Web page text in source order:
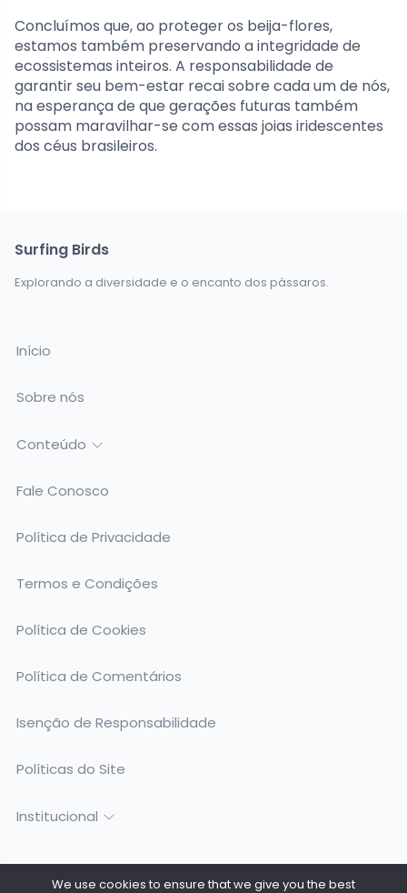
Concluímos que, ao proteger os beija-flores,
estamos também preservando a integridade de
ecossistemas inteiros. A responsabilidade de
garantir seu bem-estar recai sobre cada um de nós,
na esperança de que gerações futuras também
possam maravilhar-se com essas joias iridescentes
dos céus brasileiros.
Surfing Birds
Explorando a diversidade e o encanto dos pássaros.
Início
Sobre nós
Conteúdo
Fale Conosco
Política de Privacidade
Termos e Condições
Política de Cookies
Política de Comentários
Isenção de Responsabilidade
Políticas do Site
Institucional
We use cookies to ensure that we give you the best